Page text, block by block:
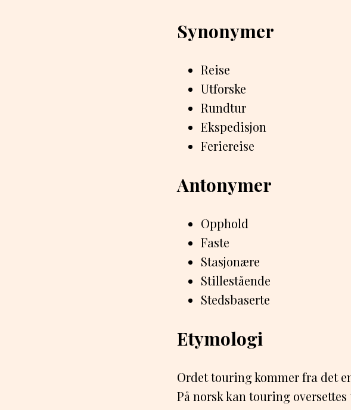
Synonymer
Reise
Utforske
Rundtur
Ekspedisjon
Feriereise
Antonymer
Opphold
Faste
Stasjonære
Stillestående
Stedsbaserte
Etymologi
Ordet touring kommer fra det
På norsk kan touring